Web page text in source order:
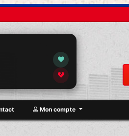
Mon compte